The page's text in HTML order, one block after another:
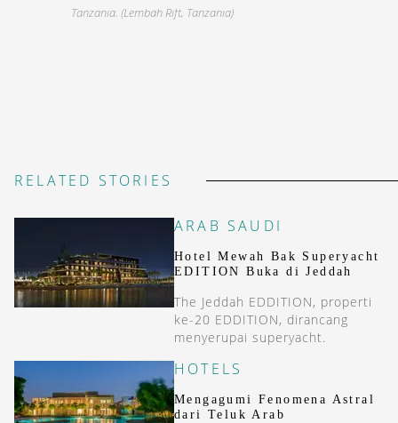
Tanzania. (Lembah Rift, Tanzania)
RELATED STORIES
ARAB SAUDI
Hotel Mewah Bak Superyacht
EDITION Buka di Jeddah
The Jeddah EDDITION, properti
ke-20 EDDITION, dirancang
menyerupai superyacht.
HOTELS
Mengagumi Fenomena Astral
dari Teluk Arab